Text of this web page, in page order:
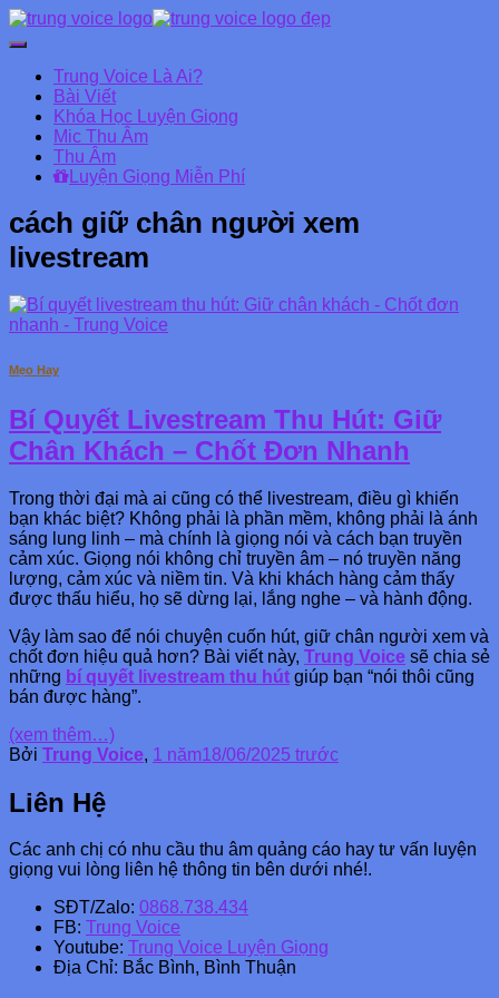
Chuyển
Danh
mục
chính
Trung Voice Là Ai?
Bài Viết
Khóa Học Luyện Giọng
Mic Thu Âm
Thu Âm
Luyện Giọng Miễn Phí
cách giữ chân người xem
livestream
Mẹo Hay
Bí Quyết Livestream Thu Hút: Giữ
Chân Khách – Chốt Đơn Nhanh
Trong thời đại mà ai cũng có thể livestream, điều gì khiến
bạn khác biệt? Không phải là phần mềm, không phải là ánh
sáng lung linh – mà chính là giọng nói và cách bạn truyền
cảm xúc. Giọng nói không chỉ truyền âm – nó truyền năng
lượng, cảm xúc và niềm tin. Và khi khách hàng cảm thấy
được thấu hiểu, họ sẽ dừng lại, lắng nghe – và hành động.
Vậy làm sao để nói chuyện cuốn hút, giữ chân người xem và
chốt đơn hiệu quả hơn? Bài viết này, Trung Voice sẽ chia sẻ
những bí quyết livestream thu hút giúp bạn “nói thôi cũng
bán được hàng”.
(xem thêm…)
Bởi Trung Voice, 1 năm18/06/2025 trước
Liên Hệ
Các anh chị có nhu cầu thu âm quảng cáo hay tư vấn luyện
giọng vui lòng liên hệ thông tin bên dưới nhé!.
SĐT/Zalo: 0868.738.434
FB:
Trung Voice
Youtube:
Trung Voice Luyện Giọng
Địa Chỉ: Bắc Bình, Bình Thuận